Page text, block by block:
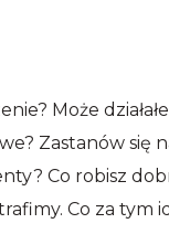
Może
Zastanów się
Co robisz
Co za tym